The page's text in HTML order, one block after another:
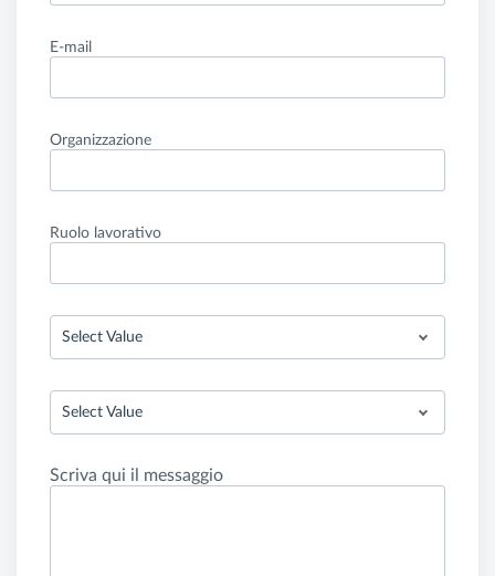
E-mail
Organizzazione
Ruolo lavorativo
Select Value
Select Value
Scriva qui il messaggio